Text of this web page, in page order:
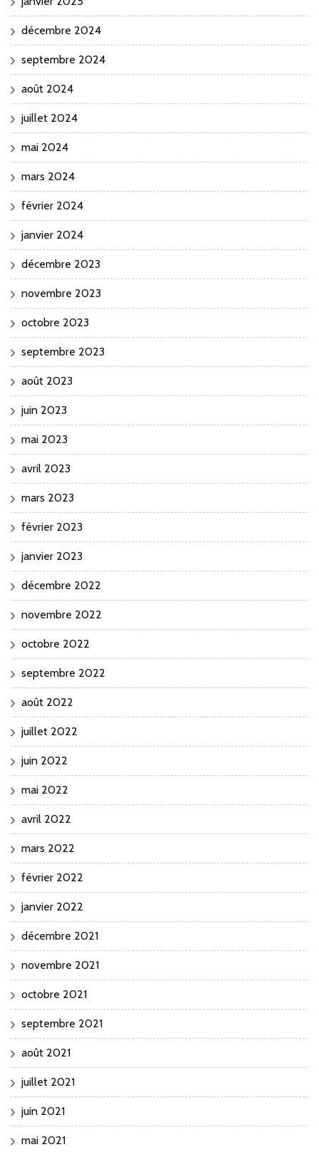
décembre 2024
septembre 2024
août 2024
juillet 2024
mai 2024
mars 2024
février 2024
janvier 2024
décembre 2023
novembre 2023
octobre 2023
septembre 2023
août 2023
juin 2023
mai 2023
avril 2023
mars 2023
février 2023
janvier 2023
décembre 2022
novembre 2022
octobre 2022
septembre 2022
août 2022
juillet 2022
juin 2022
mai 2022
avril 2022
mars 2022
février 2022
janvier 2022
décembre 2021
novembre 2021
octobre 2021
septembre 2021
août 2021
juillet 2021
juin 2021
mai 2021